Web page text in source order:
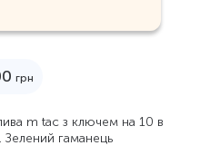
грн
m tac з ключем на 10 в
Зелений гаманець